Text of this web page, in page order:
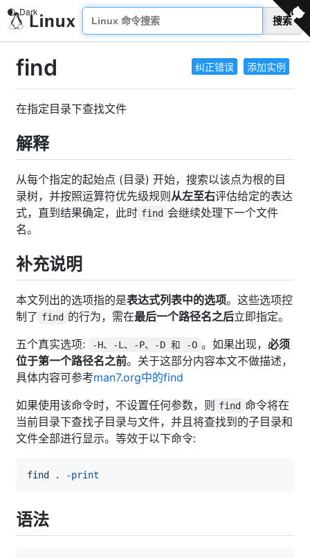
搜索
纠正错误 添加实例
find
在指定目录下查找文件
解释
从每个指定的起始点 (目录) 开始，搜索以该点为根的目
录树，并按照运算符优先级规则从左至右评估给定的表达
式，直到结果确定，此时 find 会继续处理下一个文件
名。
补充说明
本文列出的选项指的是表达式列表中的选项。这些选项控
制了 find 的行为，需在最后一个路径名之后立即指定。
五个真实选项:
-H、-L、-P、-D 和 -O 。如果出现， 必须
位于第一个路径名之前。关于这部分内容本文不做描述，
具体内容可参考man7.org中的find
如果使用该命令时，不设置任何参数，则 find 命令将在
当前目录下查找子目录与文件，并且将查找到的子目录和
文件全部进行显示。等效于以下命令:
find . -print
语法